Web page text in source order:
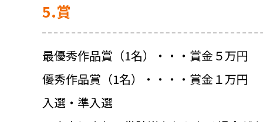
5.賞
最優秀作品賞（1名）・・・賞金５万円
優秀作品賞（1名）・・・・賞金１万円
入選・準入選